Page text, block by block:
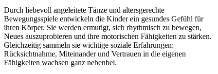
Durch liebevoll angeleitete Tänze und altersgerechte
Bewegungsspiele entwickeln die Kinder ein gesundes Gefühl für
ihren Körper. Sie werden ermutigt, sich rhythmisch zu bewegen,
Neues auszuprobieren und ihre motorischen Fähigkeiten zu stärken.
Gleichzeitig sammeln sie wichtige soziale Erfahrungen:
Rücksichtnahme, Miteinander und Vertrauen in die eigenen
Fähigkeiten wachsen ganz nebenbei.